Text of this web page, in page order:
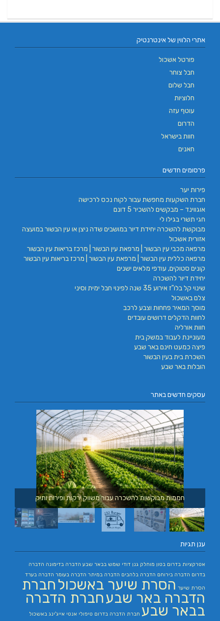
אתרי הלווין של אינטרנטיק
פורטל אשכול
חבל צוחר
חבל שלום
חלוציות
עוטף עזה
הדרום
חוות בישראל
חאנים
פרסומים חדשים
פירות יער
חברת השקעות מחפשת עבור לקוח נכס לרכישה
אוגווינד – מבקשים להשכיר 5 דונם
חגי תשרי בגילו לי
מבוקשת להשכרה יחידת דיור במושבים שדה ניצן או עין הבשור במועצה
אזורית אשכול
מרפאה מכבי עין הבשור | מרפאת עין הבשור | מרכז בריאות עין הבשור
מרפאה כללית עין הבשור | מרפאת עין הבשור | מרכז בריאות עין הבשור
קונים סטוקים, עודפי מלאים ישנים
יחידת דיור להשכרה
שינוי קל בלו"ז אירוע 35 שנה לפינוי חבל ימית וסיני
צלם באשכול
מוסך המאיר פחחות וצבע לרכב
לחוות הדקלים דרושים עובדים
חוות אורליה
מעוניינת לעבוד במשק בית
פיצה כמעט חינם באר שבע
השכרת בית בעין הבשור
הובלות באר שבע
עסקים חדשים באתר
חממות מבוקשות להשכרה עבור משווק ירקות ופירות ותיק
ענן תגיות
אטרקציות בדרום בטון מוחלק גנן דודי שמש בבאר שבע הדברה בדימונה הדברה
בדרום הדברה בירוחם הדברה בלהבים הדברה במיתר הדברה בעומר הדברה בערד
הסרת שיער הסרת שיער באשכול חברת
הדברה באר שבעחברת הדברה
בבאר שבע חברת הדברה בדרום טיפולי אנטי אייג'ינג באשכול